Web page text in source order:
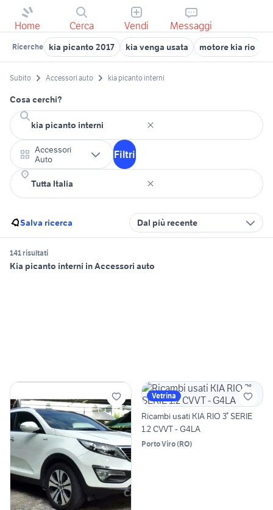
Home Cerca Vendi Messaggi
Ricerche kia picanto 2017 kia venga usata motore kia rio
Subito Accessori auto kia picanto interni
Cosa cerchi?
Accessori
Auto
Filtri
Salva ricerca Dal più recente
141 risultati
Kia picanto interni in Accessori auto
Vetrina
Ricambi usati KIA RIO 3° SERIE
1.2 CVVT - G4LA
Porto Viro(RO)